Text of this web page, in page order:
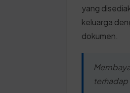
yang
keluarga
dokumen.
terhadap